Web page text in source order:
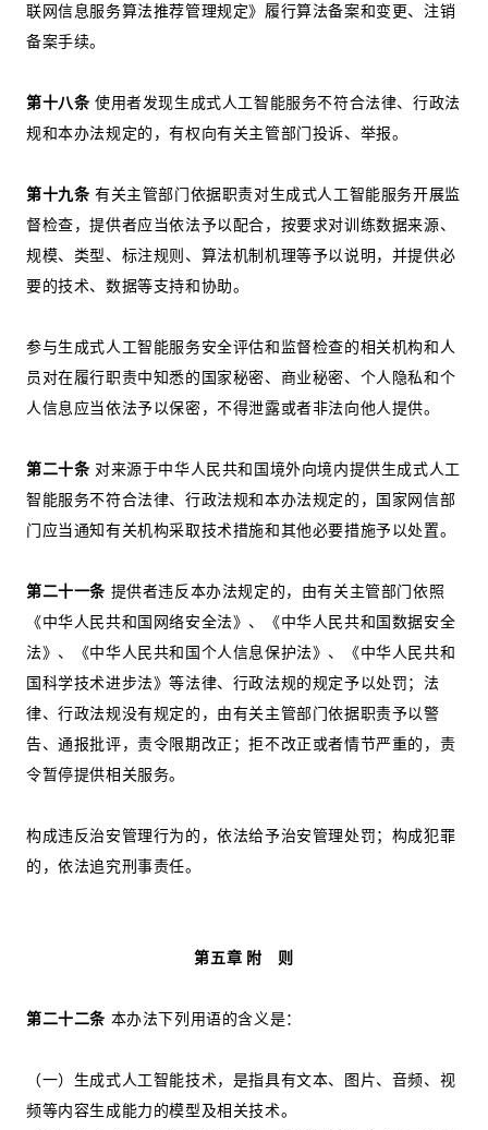
联网信息服务算法推荐管理规定》履行算法备案和变更、注销
备案手续。
第十八条 使用者发现生成式人工智能服务不符合法律、行政法
规和本办法规定的，有权向有关主管部门投诉、举报。
第十九条 有关主管部门依据职责对生成式人工智能服务开展监
督检查，提供者应当依法予以配合，按要求对训练数据来源、
规模、类型、标注规则、算法机制机理等予以说明，并提供必
要的技术、数据等支持和协助。
参与生成式人工智能服务安全评估和监督检查的相关机构和人
员对在履行职责中知悉的国家秘密、商业秘密、个人隐私和个
人信息应当依法予以保密，不得泄露或者非法向他人提供。
第二十条 对来源于中华人民共和国境外向境内提供生成式人工
智能服务不符合法律、行政法规和本办法规定的，国家网信部
门应当通知有关机构采取技术措施和其他必要措施予以处置。
第二十一条 提供者违反本办法规定的，由有关主管部门依照
《中华人民共和国网络安全法》、《中华人民共和国数据安全
法》、《中华人民共和国个人信息保护法》、《中华人民共和
国科学技术进步法》等法律、行政法规的规定予以处罚；法
律、行政法规没有规定的，由有关主管部门依据职责予以警
告、通报批评，责令限期改正；拒不改正或者情节严重的，责
令暂停提供相关服务。
构成违反治安管理行为的，依法给予治安管理处罚；构成犯罪
的，依法追究刑事责任。
第五章 附 则
第二十二条 本办法下列用语的含义是：
（一）生成式人工智能技术，是指具有文本、图片、音频、视
频等内容生成能力的模型及相关技术。